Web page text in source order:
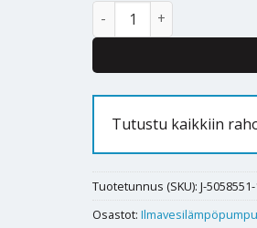
Ilmavesilämpöpumppu
Alternative:
Tutustu kaikkiin
Tuotetunnus (SKU): J-5058551-
Osastot: